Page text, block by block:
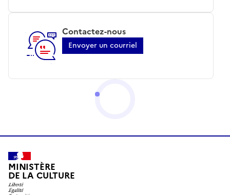
Contactez-nous
Envoyer un courriel
MINISTÈRE
DE LA CULTURE